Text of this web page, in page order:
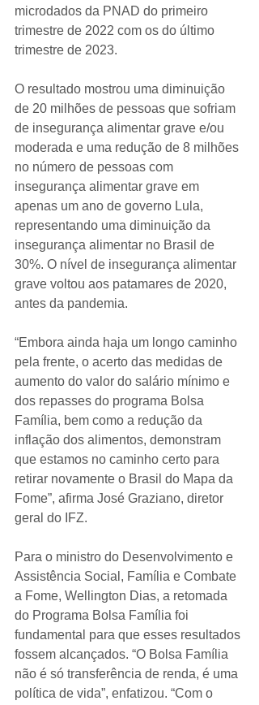
microdados da PNAD do primeiro
trimestre de 2022 com os do último
trimestre de 2023.
O resultado mostrou uma diminuição
de 20 milhões de pessoas que sofriam
de insegurança alimentar grave e/ou
moderada e uma redução de 8 milhões
no número de pessoas com
insegurança alimentar grave em
apenas um ano de governo Lula,
representando uma diminuição da
insegurança alimentar no Brasil de
30%. O nível de insegurança alimentar
grave voltou aos patamares de 2020,
antes da pandemia.
“Embora ainda haja um longo caminho
pela frente, o acerto das medidas de
aumento do valor do salário mínimo e
dos repasses do programa Bolsa
Família, bem como a redução da
inflação dos alimentos, demonstram
que estamos no caminho certo para
retirar novamente o Brasil do Mapa da
Fome”, afirma José Graziano, diretor
geral do IFZ.
Para o ministro do Desenvolvimento e
Assistência Social, Família e Combate
a Fome, Wellington Dias, a retomada
do Programa Bolsa Família foi
fundamental para que esses resultados
fossem alcançados. “O Bolsa Família
não é só transferência de renda, é uma
política de vida”, enfatizou. “Com o